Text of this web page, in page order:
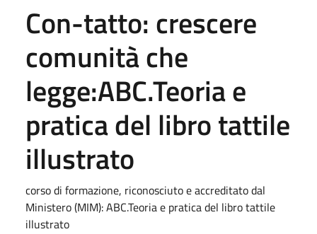
Con-tatto: crescere
comunità che
legge:ABC.Teoria e
pratica del libro tattile
illustrato
corso di formazione, riconosciuto e accreditato dal
Ministero (MIM): ABC.Teoria e pratica del libro tattile
illustrato